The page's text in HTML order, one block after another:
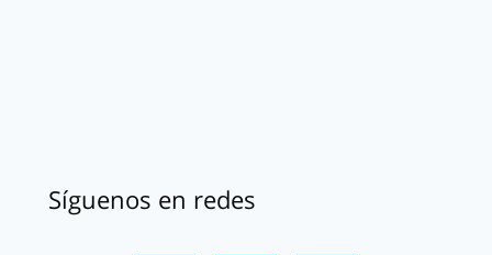
Síguenos en redes